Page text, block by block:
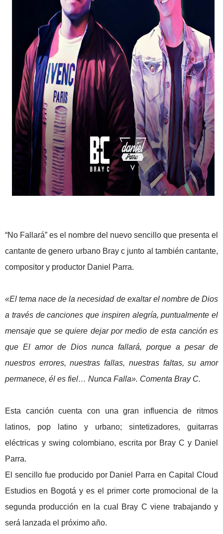
“No Fallará” es el nombre del nuevo sencillo que presenta el
cantante de genero urbano Bray c junto al también cantante,
compositor y productor Daniel Parra.
«El tema nace de la necesidad de exaltar el nombre de Dios
a través de canciones que inspiren alegría, puntualmente el
mensaje que se quiere dejar por medio de esta canción es
que El amor de Dios nunca fallará, porque a pesar de
nuestros errores, nuestras fallas, nuestras faltas, su amor
permanece, él es fiel… Nunca Falla». Comenta Bray C.
Esta canción cuenta con una gran influencia de ritmos
latinos, pop latino y urbano; sintetizadores, guitarras
eléctricas y swing colombiano, escrita por Bray C y Daniel
Parra.
El sencillo fue producido por Daniel Parra en Capital Cloud
Estudios en Bogotá y es el primer corte promocional de la
segunda producción en la cual Bray C viene trabajando y
será lanzada el próximo año.